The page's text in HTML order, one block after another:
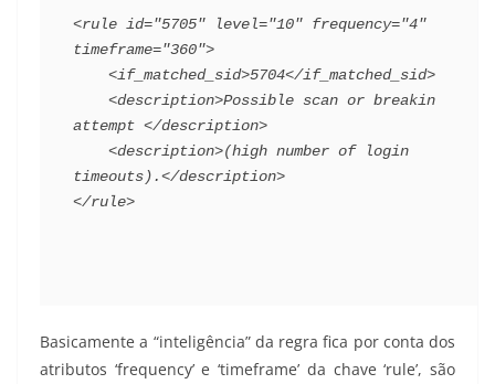
<rule id="5705" level="10" frequency="4"
timeframe="360">
<if_matched_sid>5704</if_matched_sid>
<description>Possible scan or breakin
attempt </description>
<description>(high number of login
timeouts).</description>
</rule>
Basicamente a “inteligência” da regra fica por conta dos
atributos ‘frequency’ e ‘timeframe’ da chave ‘rule’, são